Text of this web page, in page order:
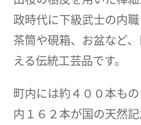
政時代に下級武士の内職
茶筒や硯箱、お盆など
える伝統工芸品です。
町内には約４００本もの
内１６２本が国の天然